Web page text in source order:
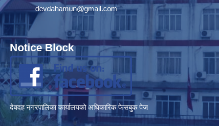
devdahamun@gmail.com
Notice Block
देवदह नगरपालिका कार्यालयको अधिकारिक फेसबुक पेज